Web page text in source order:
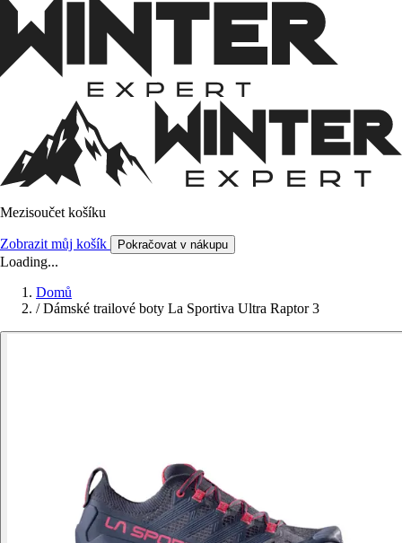
Mezisoučet košíku
Zobrazit můj košík Pokračovat v nákupu
Loading...
Domů
/ Dámské trailové boty La Sportiva Ultra Raptor 3